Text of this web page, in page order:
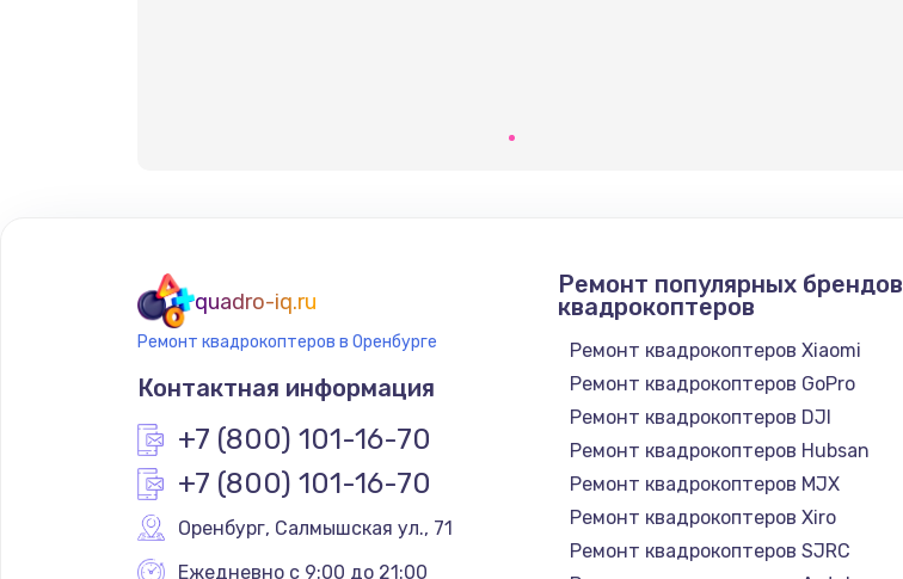
quadro-iq.ru
Ремонт квадрокоптеров в Оренбурге
Контактная информация
+7 (800) 101-16-70
+7 (800) 101-16-70
Оренбург, Салмышская ул., 71
Ежедневно с 9:00 до 21:00
Ремонт популярных брендов
квадрокоптеров
Ремонт квадрокоптеров Xiaomi
Ремонт квадрокоптеров GoPro
Ремонт квадрокоптеров DJI
Ремонт квадрокоптеров Hubsan
Ремонт квадрокоптеров MJX
Ремонт квадрокоптеров Xiro
Ремонт квадрокоптеров SJRC